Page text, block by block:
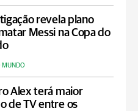
revela plano
Messi na Copa do
MUNDO
Alex terá maior
de TV entre os